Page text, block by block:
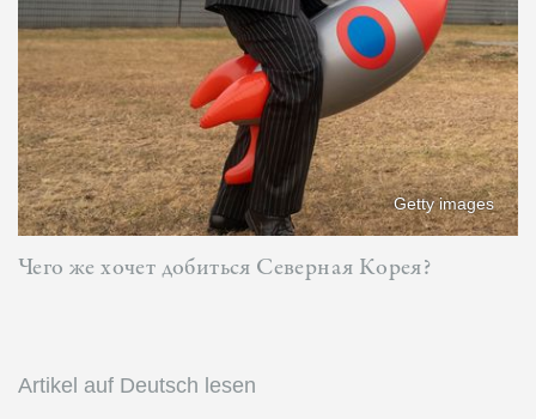
Getty images
Чего же хочет добиться Северная Корея?
Artikel auf Deutsch lesen